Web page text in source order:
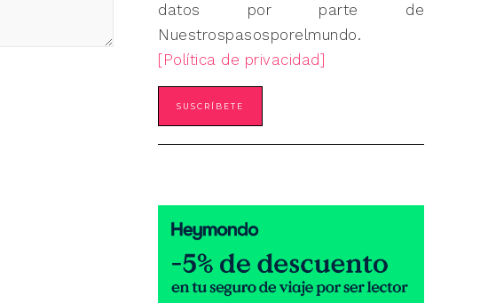
datos por parte de
Nuestrospasosporelmundo.
[Política de privacidad]